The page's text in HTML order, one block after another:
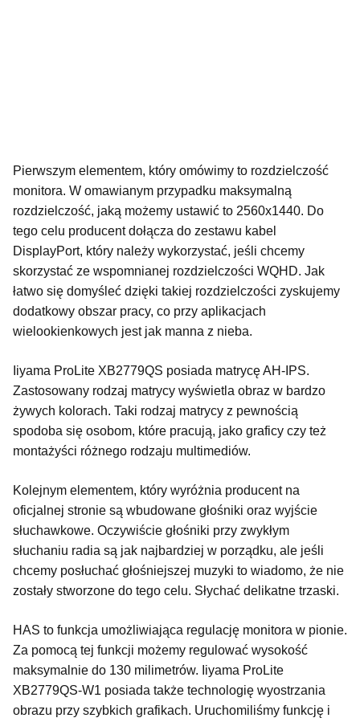
Pierwszym elementem, który omówimy to rozdzielczość
monitora. W omawianym przypadku maksymalną
rozdzielczość, jaką możemy ustawić to 2560x1440. Do
tego celu producent dołącza do zestawu kabel
DisplayPort, który należy wykorzystać, jeśli chcemy
skorzystać ze wspomnianej rozdzielczości WQHD. Jak
łatwo się domyśleć dzięki takiej rozdzielczości zyskujemy
dodatkowy obszar pracy, co przy aplikacjach
wielookienkowych jest jak manna z nieba.
Iiyama ProLite XB2779QS posiada matrycę AH-IPS.
Zastosowany rodzaj matrycy wyświetla obraz w bardzo
żywych kolorach. Taki rodzaj matrycy z pewnością
spodoba się osobom, które pracują, jako graficy czy też
montażyści różnego rodzaju multimediów.
Kolejnym elementem, który wyróżnia producent na
oficjalnej stronie są wbudowane głośniki oraz wyjście
słuchawkowe. Oczywiście głośniki przy zwykłym
słuchaniu radia są jak najbardziej w porządku, ale jeśli
chcemy posłuchać głośniejszej muzyki to wiadomo, że nie
zostały stworzone do tego celu. Słychać delikatne trzaski.
HAS to funkcja umożliwiająca regulację monitora w pionie.
Za pomocą tej funkcji możemy regulować wysokość
maksymalnie do 130 milimetrów. Iiyama ProLite
XB2779QS-W1 posiada także technologię wyostrzania
obrazu przy szybkich grafikach. Uruchomiliśmy funkcję i